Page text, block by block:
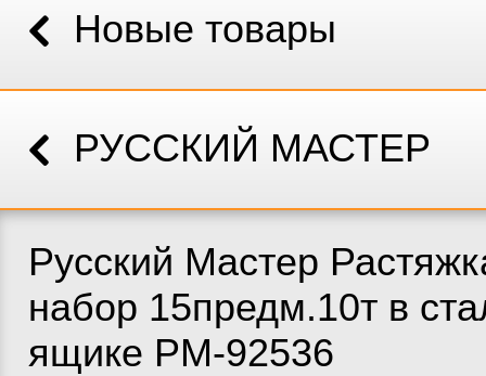
Новые товары
РУССКИЙ МАСТЕР
Русский Мастер
набор 15предм.10т в
ящике РМ-92536